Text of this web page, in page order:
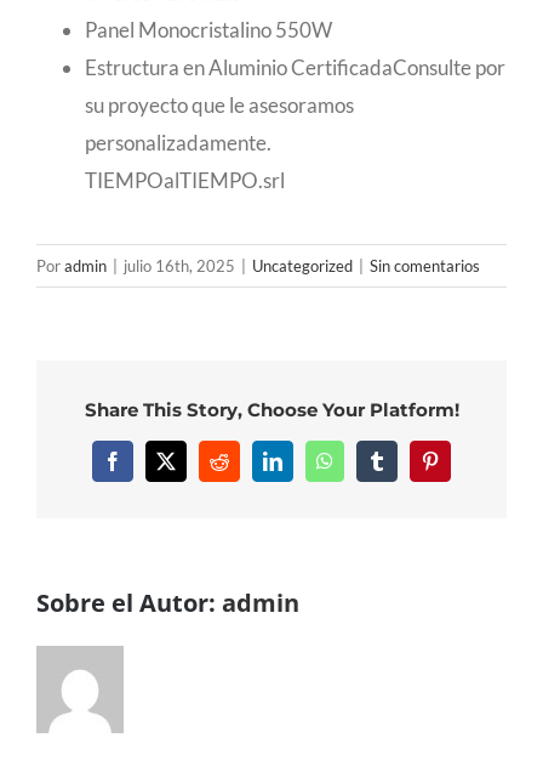
Panel Monocristalino 550W
Estructura en Aluminio CertificadaConsulte por
su proyecto que le asesoramos
personalizadamente.
TIEMPOalTIEMPO.srl
Poradmin | julio 16th, 2025 | Uncategorized | Sin comentarios
Share This Story, Choose Your Platform!
Facebook
X RedditLinkedInWhatsAppTumblrPinterest
Sobre el Autor: admin